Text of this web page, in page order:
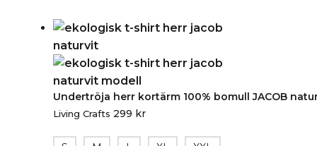
Undertröja herr kortärm 100% bomull JACOB
Living Crafts 299 kr